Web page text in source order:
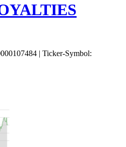
| Ticker-Symbol: